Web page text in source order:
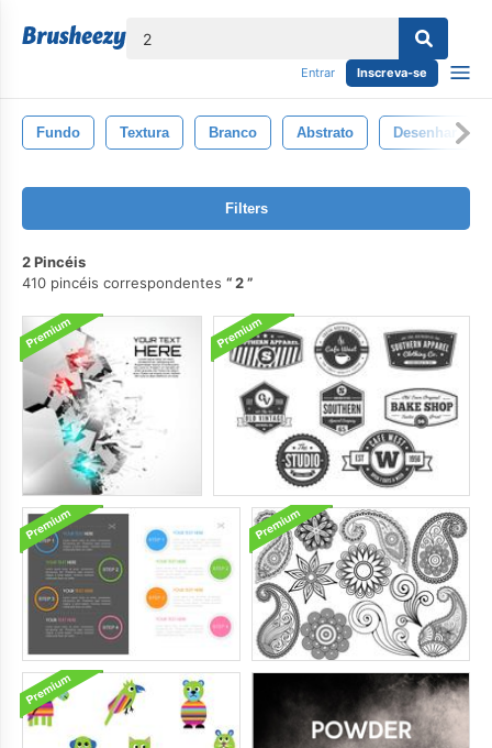
Entrar Inscreva-se
Fundo Textura Branco Abstrato Desenhar
Filters
2 Pincéis
410 pincéis correspondentes
2